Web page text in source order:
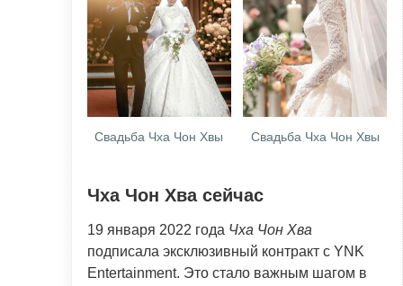
Свадьба Чха Чон Хвы Свадьба Чха Чон Хвы
Чха Чон Хва сейчас
19 января 2022 года Чха Чон Хва
подписала эксклюзивный контракт с YNK
Entertainment. Это стало важным шагом в